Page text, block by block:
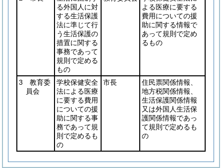
る外国人に対
する生活保護
法に準じて行
う生活保護の
措置に関する
事務であって
規則で定める
もの
よる医療に要する
費用についての援
助に関する情報で
あって規則で定め
るもの
3 教育委
員会
学校保健安全
法による医療
に要する費用
についての援
助に関する事
務であって規
則で定めるも
の
市長
住民票関係情報、
地方税関係情報、
生活保護関係情報
又は外国人生活保
護関係情報であっ
て規則で定めるも
の